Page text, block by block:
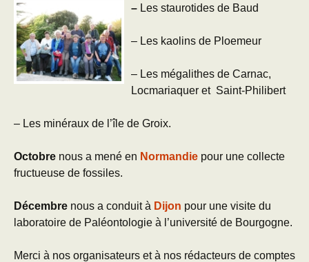
– Les staurotides de Baud
– Les kaolins de Ploemeur
– Les mégalithes de Carnac,
Locmariaquer et Saint-Philibert
– Les minéraux de l’île de Groix.
Octobre nous a mené en Normandie pour une collecte
fructueuse de fossiles.
Décembre nous a conduit à Dijon pour une visite du
laboratoire de Paléontologie à l’université de Bourgogne.
Merci à nos organisateurs et à nos rédacteurs de comptes